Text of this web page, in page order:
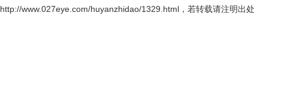
http://www.027eye.com/huyanzhidao/1329.html ，若转载请注明出处